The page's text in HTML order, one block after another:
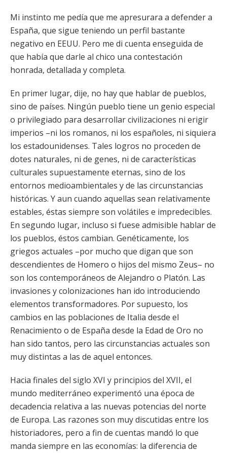
Mi instinto me pedía que me apresurara a defender a
España, que sigue teniendo un perfil bastante
negativo en EEUU. Pero me di cuenta enseguida de
que había que darle al chico una contestación
honrada, detallada y completa.
En primer lugar, dije, no hay que hablar de pueblos,
sino de países. Ningún pueblo tiene un genio especial
o privilegiado para desarrollar civilizaciones ni erigir
imperios –ni los romanos, ni los españoles, ni siquiera
los estadounidenses. Tales logros no proceden de
dotes naturales, ni de genes, ni de características
culturales supuestamente eternas, sino de los
entornos medioambientales y de las circunstancias
históricas. Y aun cuando aquellas sean relativamente
estables, éstas siempre son volátiles e impredecibles.
En segundo lugar, incluso si fuese admisible hablar de
los pueblos, éstos cambian. Genéticamente, los
griegos actuales –por mucho que digan que son
descendientes de Homero o hijos del mismo Zeus– no
son los contemporáneos de Alejandro o Platón. Las
invasiones y colonizaciones han ido introduciendo
elementos transformadores. Por supuesto, los
cambios en las poblaciones de Italia desde el
Renacimiento o de España desde la Edad de Oro no
han sido tantos, pero las circunstancias actuales son
muy distintas a las de aquel entonces.
Hacia finales del siglo XVI y principios del XVII, el
mundo mediterráneo experimentó una época de
decadencia relativa a las nuevas potencias del norte
de Europa. Las razones son muy discutidas entre los
historiadores, pero a fin de cuentas mandó lo que
manda siempre en las economías: la diferencia de